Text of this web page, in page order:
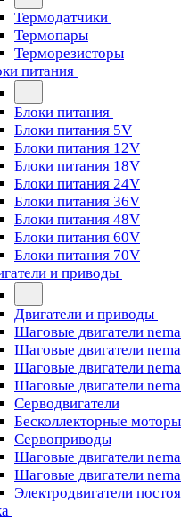
Термодатчики
Термопары
Терморезисторы
питания
Блоки питания
Блоки питания 5V
Блоки питания 12V
Блоки питания 18V
Блоки питания 24V
Блоки питания 36V
Блоки питания 48V
Блоки питания 60V
Блоки питания 70V
и приводы
Двигатели и приводы
Шаговые двигатели
Шаговые двигатели
Шаговые двигатели
Шаговые двигатели
Cерводвигатели
Бесколлекторные моторы
Сервоприводы
Шаговые двигатели
Шаговые двигатели
Электродвигатели